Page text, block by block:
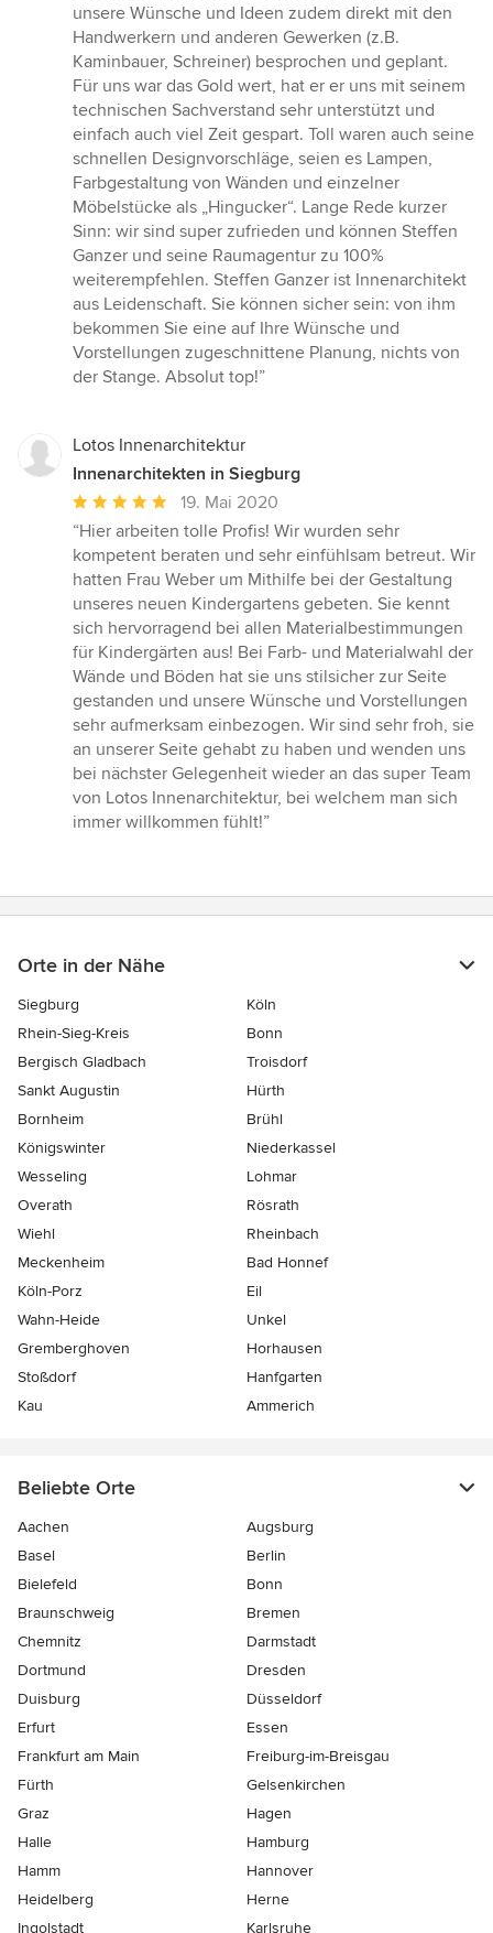
unsere Wünsche und Ideen zudem direkt mit den
Handwerkern und anderen Gewerken (z.B.
Kaminbauer, Schreiner) besprochen und geplant.
Für uns war das Gold wert, hat er er uns mit seinem
technischen Sachverstand sehr unterstützt und
einfach auch viel Zeit gespart. Toll waren auch seine
schnellen Designvorschläge, seien es Lampen,
Farbgestaltung von Wänden und einzelner
Möbelstücke als „Hingucker“. Lange Rede kurzer
Sinn: wir sind super zufrieden und können Steffen
Ganzer und seine Raumagentur zu 100%
weiterempfehlen. Steffen Ganzer ist Innenarchitekt
aus Leidenschaft. Sie können sicher sein: von ihm
bekommen Sie eine auf Ihre Wünsche und
Vorstellungen zugeschnittene Planung, nichts von
der Stange. Absolut top!”
Lotos Innenarchitektur
Innenarchitekten in Siegburg
Durchschnittliche
Bewertung:
5
von
5
Sternen
19. Mai 2020
“Hier arbeiten tolle Profis! Wir wurden sehr
kompetent beraten und sehr einfühlsam betreut. Wir
hatten Frau Weber um Mithilfe bei der Gestaltung
unseres neuen Kindergartens gebeten. Sie kennt
sich hervorragend bei allen Materialbestimmungen
für Kindergärten aus! Bei Farb- und Materialwahl der
Wände und Böden hat sie uns stilsicher zur Seite
gestanden und unsere Wünsche und Vorstellungen
sehr aufmerksam einbezogen. Wir sind sehr froh, sie
an unserer Seite gehabt zu haben und wenden uns
bei nächster Gelegenheit wieder an das super Team
von Lotos Innenarchitektur, bei welchem man sich
immer willkommen fühlt!”
Orte in der Nähe
Siegburg
Köln
Rhein-Sieg-Kreis
Bonn
Bergisch Gladbach
Troisdorf
Sankt Augustin
Hürth
Bornheim
Brühl
Königswinter
Niederkassel
Wesseling
Lohmar
Overath
Rösrath
Wiehl
Rheinbach
Meckenheim
Bad Honnef
Köln-Porz
Eil
Wahn-Heide
Unkel
Gremberghoven
Horhausen
Stoßdorf
Hanfgarten
Kau
Ammerich
Beliebte Orte
Aachen
Augsburg
Basel
Berlin
Bielefeld
Bonn
Braunschweig
Bremen
Chemnitz
Darmstadt
Dortmund
Dresden
Duisburg
Düsseldorf
Erfurt
Essen
Frankfurt am Main
Freiburg-im-Breisgau
Fürth
Gelsenkirchen
Graz
Hagen
Halle
Hamburg
Hamm
Hannover
Heidelberg
Herne
Ingolstadt
Karlsruhe